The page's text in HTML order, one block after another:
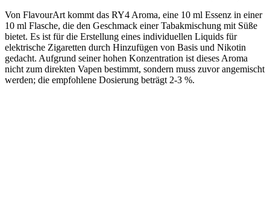
Von FlavourArt kommt das RY4 Aroma, eine 10 ml Essenz in einer
10 ml Flasche, die den Geschmack einer Tabakmischung mit Süße
bietet. Es ist für die Erstellung eines individuellen Liquids für
elektrische Zigaretten durch Hinzufügen von Basis und Nikotin
gedacht. Aufgrund seiner hohen Konzentration ist dieses Aroma
nicht zum direkten Vapen bestimmt, sondern muss zuvor angemischt
werden; die empfohlene Dosierung beträgt 2-3 %.